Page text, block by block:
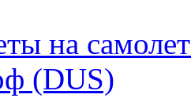
на
(DUS)